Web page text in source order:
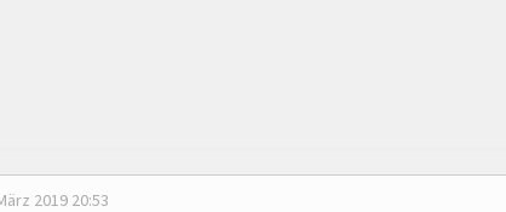
2019 20:53